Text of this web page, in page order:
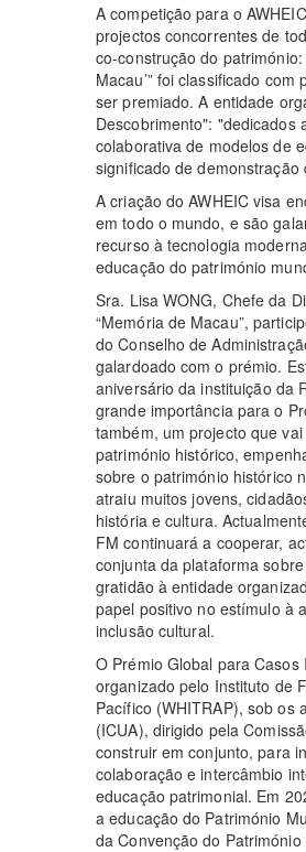
A competição para o
projectos concorrentes de
co-construção do
Macau’” foi classificado
ser premiado. A entidade
Descobrimento": "dedicados
colaborativa de modelos de
significado de demonstração
A criação do AWHEIC visa
em todo o mundo, e são
recurso à tecnologia
educação do património
Sra. Lisa WONG, Chefe da
“Memória de Macau”,
do Conselho de
galardoado com o prémio.
aniversário da instituição da
grande importância para o
também, um projecto que
património histórico,
sobre o património histórico
atraiu muitos jovens,
história e cultura.
FM continuará a cooperar,
conjunta da plataforma
gratidão à entidade
papel positivo no estímulo à
inclusão cultural.
O Prémio Global para
organizado pelo Instituto de
Pacífico (WHITRAP), sob os
(ICUA), dirigido pela
construir em conjunto, para
colaboração e intercâmbio
educação patrimonial. Em
a educação do Património
da Convenção do Património